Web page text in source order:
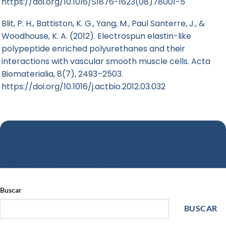
Blit, P. H., Battiston, K. G., Yang, M., Paul Santerre, J., &
Woodhouse, K. A. (2012). Electrospun elastin-like
polypeptide enriched polyurethanes and their
interactions with vascular smooth muscle cells. Acta
Biomaterialia, 8(7), 2493–2503.
https://doi.org/10.1016/j.actbio.2012.03.032
Publicado en
Buscar
BUSCAR